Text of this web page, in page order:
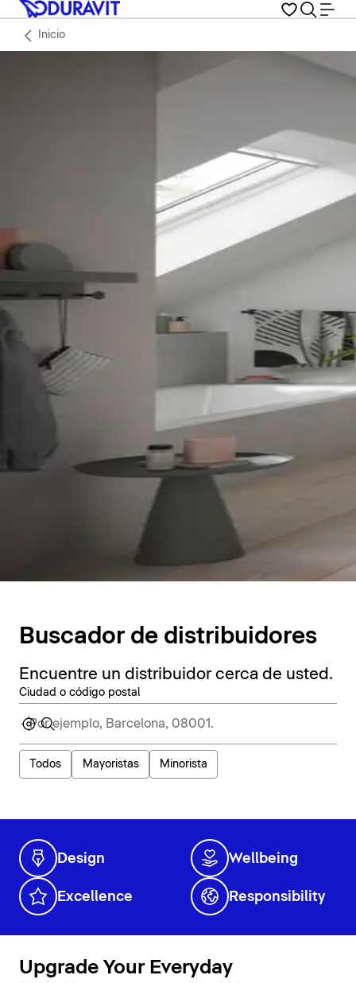
Inicio
Buscador de distribuidores
Encuentre un distribuidor cerca de usted.
Ciudad o código postal
Todos Mayoristas Minorista
Design Wellbeing
Excellence Responsibility
Upgrade Your Everyday